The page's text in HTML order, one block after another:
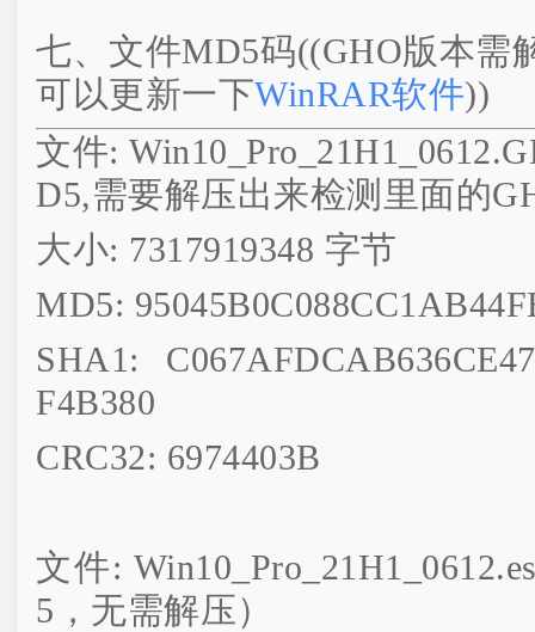
七、文件MD5码((GHO版本需
可以更新一下WinRAR软件))
文件:
D5,需要解压出来检测里面的
大小: 7317919348 字节
MD5:
SHA1:
F4B380
CRC32: 6974403B
文件:
5，无需解压）